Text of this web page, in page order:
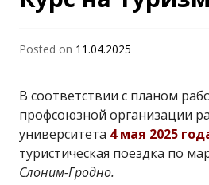
Янки
Posted on 11.04.2025
В соответствии с планом
профсоюзной организации
университета 4 мая 2025
туристическая поездка по
Слоним-Гродно.